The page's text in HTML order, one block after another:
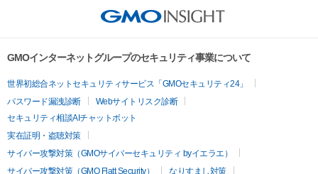
GMOインターネットグループのセキュリティ事業について
世界初総合ネットセキュリティサービス「GMOセキュリティ24」
パスワード漏洩診断
Webサイトリスク診断
セキュリティ相談AIチャットボット
実在証明・盗聴対策
サイバー攻撃対策（GMOサイバーセキュリティ byイエラエ）
サイバー攻撃対策（GMO Flatt Security）
なりすまし対策